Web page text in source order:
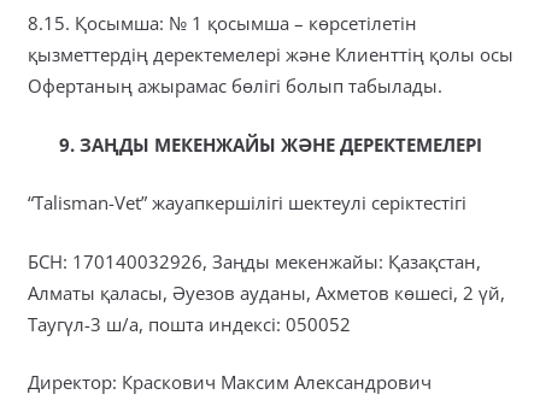
8.15. Қосымша: № 1 қосымша – көрсетілетін
қызметтердің деректемелері және Клиенттің қолы осы
Офертаның ажырамас бөлігі болып табылады.
9. ЗАҢДЫ МЕКЕНЖАЙЫ ЖӘНЕ ДЕРЕКТЕМЕЛЕРІ
“Talisman-Vet” жауапкершілігі шектеулі серіктестігі
БСН: 170140032926, Заңды мекенжайы: Қазақстан,
Алматы қаласы, Әуезов ауданы, Ахметов көшесі, 2 үй,
Таугүл-3 ш/а, пошта индексі: 050052
Директор: Краскович Максим Александрович